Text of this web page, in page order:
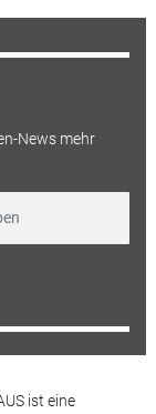
News mehr
ist eine